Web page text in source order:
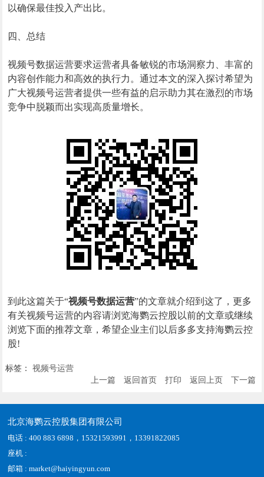
以确保最佳投入产出比。
四、总结
视频号数据运营要求运营者具备敏锐的市场洞察力、丰富的
内容创作能力和高效的执行力。通过本文的深入探讨希望为
广大视频号运营者提供一些有益的启示助力其在激烈的市场
竞争中脱颖而出实现高质量增长。
到此这篇关于“视频号数据运营”的文章就介绍到这了，更多
有关视频号运营的内容请浏览海鹦云控股以前的文章或继续
浏览下面的推荐文章，希望企业主们以后多多支持海鹦云控
股!
标签： 视频号运营
上一篇
返回首页 打印 返回上页 下一篇
北京海鹦云控股集团有限公司
电话 : 400 883 6898，15321593991，13391822085
座机 :
邮箱 : market@haiyingyun.com